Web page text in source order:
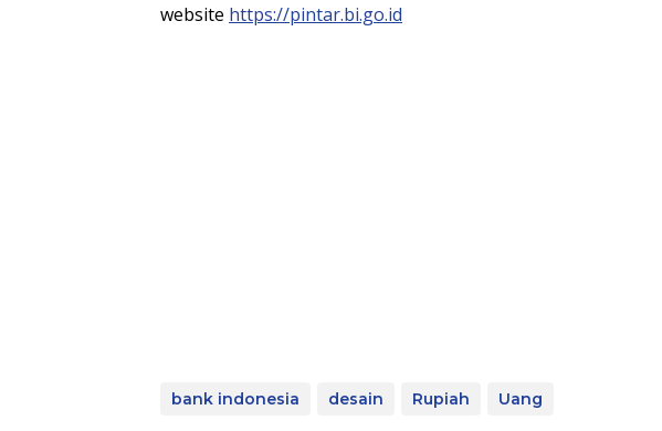
website https://pintar.bi.go.id
bank indonesia desain Rupiah Uang